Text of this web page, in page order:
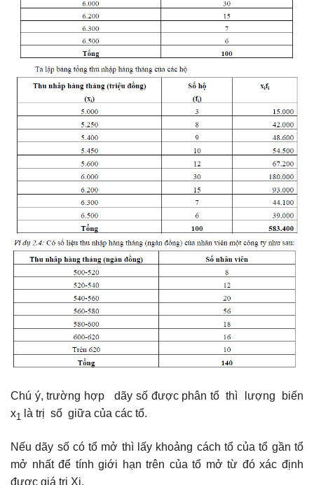
Chú ý, trường hợp dãy số được phân tổ thì lượng biến
x1 là trị số giữa của các tổ.
Nếu dãy số có tổ mở thì lấy khoảng cách tổ của tổ gần tổ
mở nhất để tính giới hạn trên của tổ mở từ đó xác định
được giá trị Xj.